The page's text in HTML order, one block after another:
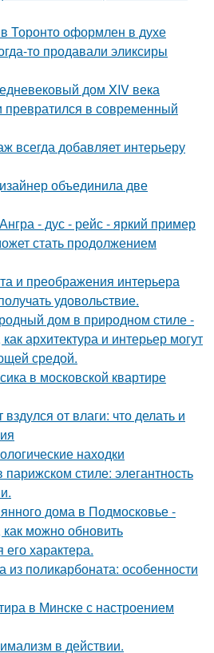
Торонто оформлен в духе
то продавали эликсиры
дом XIV века
превратился в современный
всегда добавляет интерьеру
объединила две
- дус - рейс - яркий пример
стать продолжением
и преображения интерьера
удовольствие.
дом в природном стиле -
архитектура и интерьер могут
средой.
в московской квартире
от влаги: что делать и
находки
стиле: элегантность
дома в Подмосковье -
можно обновить
его характера.
из поликарбоната: особенности
в Минске с настроением
в действии.